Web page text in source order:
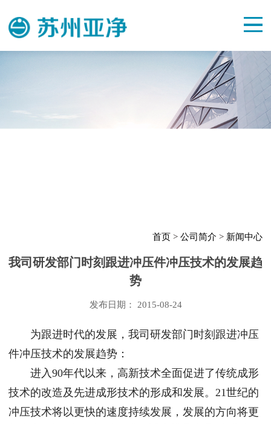
首页 > 公司简介 > 新闻中心
我司研发部门时刻跟进冲压件冲压技术的发展趋
势
发布日期： 2015-08-24
为跟进时代的发展，我司研发部门时刻跟进冲压
件冲压技术的发展趋势：
进入90年代以来，高新技术全面促进了传统成形
技术的改造及先进成形技术的形成和发展。21世纪的
冲压技术将以更快的速度持续发展，发展的方向将更